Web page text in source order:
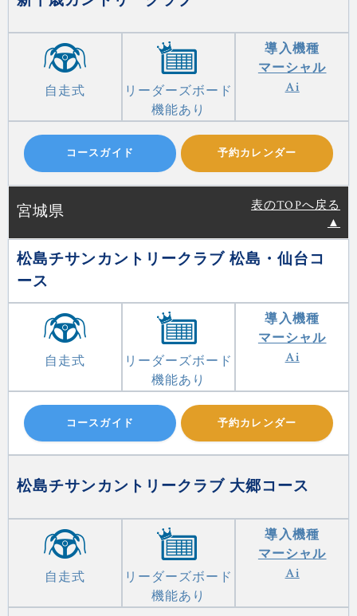
自走式
リーダーズボード
機能あり
導入機種
マーシャル
Ai
コースガイド 予約カレンダー
宮城県
表のTOPへ戻る
▲
松島チサンカントリークラブ 松島・仙台コ
ース
自走式
リーダーズボード
機能あり
導入機種
マーシャル
Ai
コースガイド 予約カレンダー
松島チサンカントリークラブ 大郷コース
自走式
リーダーズボード
機能あり
導入機種
マーシャル
Ai